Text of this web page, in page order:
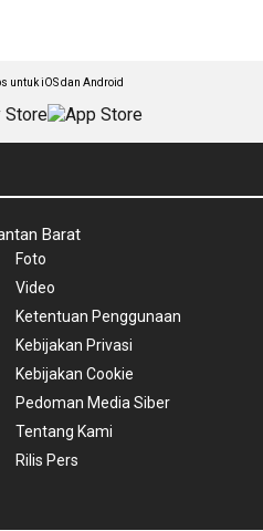
untuk iOS dan Android
Barat
Foto
Video
Ketentuan Penggunaan
Kebijakan Privasi
Kebijakan Cookie
Pedoman Media Siber
Tentang Kami
Rilis Pers